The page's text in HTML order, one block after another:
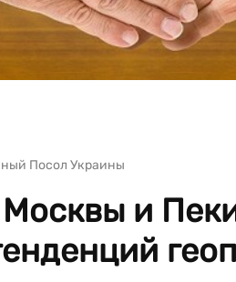
Посол Украины
и